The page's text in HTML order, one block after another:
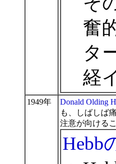
奮
タ
経
1949年 Donald Olding
も、しばしば
注意が向ける
Hebb